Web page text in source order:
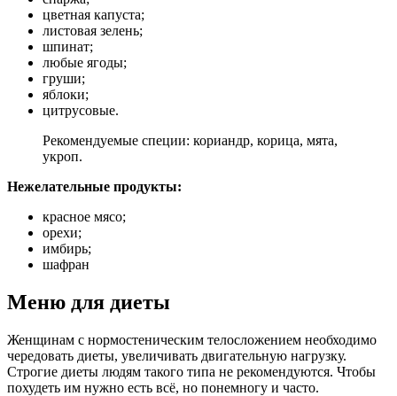
цветная капуста;
листовая зелень;
шпинат;
любые ягоды;
груши;
яблоки;
цитрусовые.
Рекомендуемые специи: кориандр, корица, мята,
укроп.
Нежелательные продукты:
красное мясо;
орехи;
имбирь;
шафран
Меню для диеты
Женщинам с нормостеническим телосложением необходимо
чередовать диеты, увеличивать двигательную нагрузку.
Строгие диеты людям такого типа не рекомендуются. Чтобы
похудеть им нужно есть всё, но понемногу и часто.